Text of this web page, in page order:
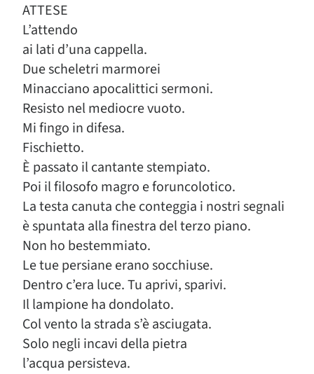
ATTESE
L’attendo
ai lati d’una cappella.
Due scheletri marmorei
Minacciano apocalittici sermoni.
Resisto nel mediocre vuoto.
Mi fingo in difesa.
Fischietto.
È passato il cantante stempiato.
Poi il filosofo magro e foruncolotico.
La testa canuta che conteggia i nostri segnali
è spuntata alla finestra del terzo piano.
Non ho bestemmiato.
Le tue persiane erano socchiuse.
Dentro c’era luce. Tu aprivi, sparivi.
Il lampione ha dondolato.
Col vento la strada s’è asciugata.
Solo negli incavi della pietra
l’acqua persisteva.